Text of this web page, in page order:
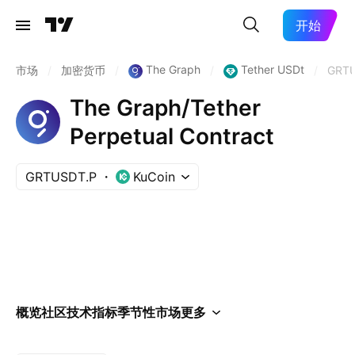
开始
市场 加密货币 The Graph Tether USDt
The Graph/Tether
Perpetual Contract
GRTUSDT.P KuCoin
概览社区技术指标季节性市场更多